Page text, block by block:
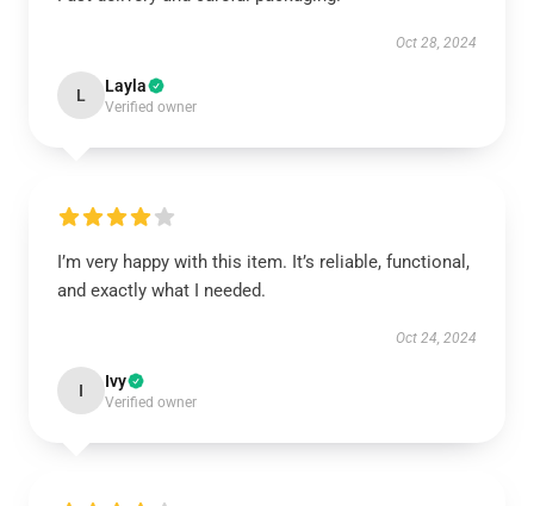
Oct 28, 2024
L Layla
Verified owner
I’m very happy with this item. It’s reliable, functional,
and exactly what I needed.
Oct 24, 2024
I Ivy
Verified owner